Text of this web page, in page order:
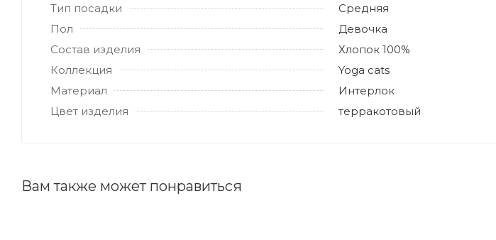
Тип посадки
Средняя
Пол
Девочка
Состав изделия
Хлопок 100%
Коллекция
Yoga cats
Материал
Интерлок
Цвет изделия
терракотовый
Вам также может понравиться